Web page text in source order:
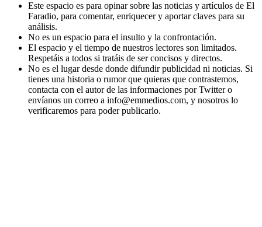
Este espacio es para opinar sobre las noticias y artículos de El
Faradio, para comentar, enriquecer y aportar claves para su
análisis.
No es un espacio para el insulto y la confrontación.
El espacio y el tiempo de nuestros lectores son limitados.
Respetáis a todos si tratáis de ser concisos y directos.
No es el lugar desde donde difundir publicidad ni noticias. Si
tienes una historia o rumor que quieras que contrastemos,
contacta con el autor de las informaciones por Twitter o
envíanos un correo a info@emmedios.com, y nosotros lo
verificaremos para poder publicarlo.